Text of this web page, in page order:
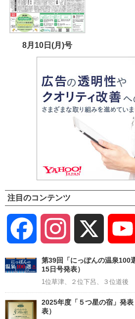
8月10日(月)号
注目のコンテンツ
Facebook Instagram
第39回「にっぽんの温泉100
15日号発表）
1位草津、２位下呂、３位道後
2025年度「５つ星の宿」発
表）